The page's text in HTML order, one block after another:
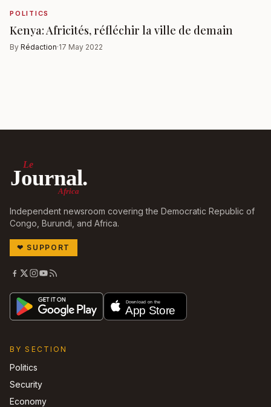
POLITICS
Kenya: Africités, réfléchir la ville de demain
By Rédaction·17 May 2022
Le
Journal.
Africa
Independent newsroom covering the Democratic Republic of
Congo, Burundi, and Africa.
❤ SUPPORT
BY SECTION
Politics
Security
Economy